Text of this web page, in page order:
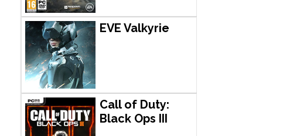
EVE Valkyrie
Call of Duty:
Black Ops III